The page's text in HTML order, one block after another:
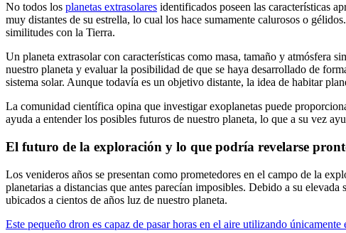
No todos los planetas extrasolares identificados poseen las características
muy distantes de su estrella, lo cual los hace sumamente calurosos o
similitudes con la Tierra.
Un planeta extrasolar con características como masa, tamaño y atmósfera
nuestro planeta y evaluar la posibilidad de que se haya desarrollado de
sistema solar. Aunque todavía es un objetivo distante, la idea de habitar
La comunidad científica opina que investigar exoplanetas puede
ayuda a entender los posibles futuros de nuestro planeta, lo que a su vez
El futuro de la exploración y lo que podría revelarse
Los venideros años se presentan como prometedores en el campo de la
planetarias a distancias que antes parecían imposibles. Debido a su
ubicados a cientos de años luz de nuestro planeta.
Este pequeño dron es capaz de pasar horas en el aire utilizando únicamente